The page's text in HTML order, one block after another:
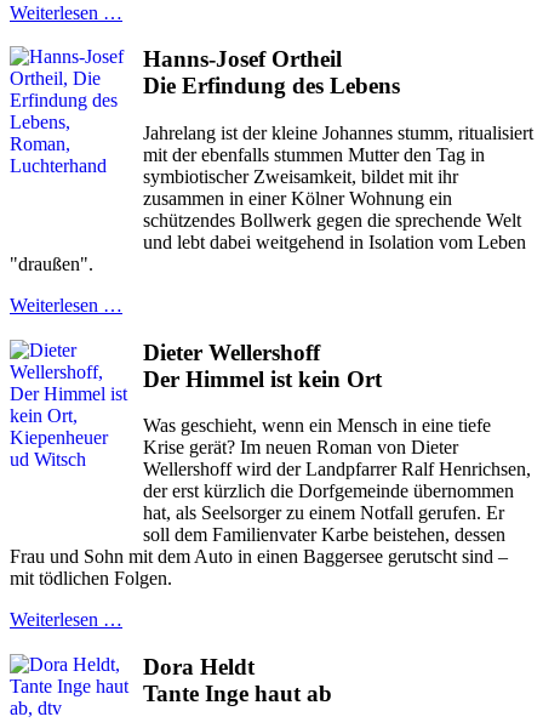
Weiterlesen …
Hanns-Josef Ortheil
Die Erfindung des Lebens
Jahrelang ist der kleine Johannes stumm, ritualisiert
mit der ebenfalls stummen Mutter den Tag in
symbiotischer Zweisamkeit, bildet mit ihr
zusammen in einer Kölner Wohnung ein
schützendes Bollwerk gegen die sprechende Welt
und lebt dabei weitgehend in Isolation vom Leben
"draußen".
Weiterlesen …
Dieter Wellershoff
Der Himmel ist kein Ort
Was geschieht, wenn ein Mensch in eine tiefe
Krise gerät? Im neuen Roman von Dieter
Wellershoff wird der Landpfarrer Ralf Henrichsen,
der erst kürzlich die Dorfgemeinde übernommen
hat, als Seelsorger zu einem Notfall gerufen. Er
soll dem Familienvater Karbe beistehen, dessen
Frau und Sohn mit dem Auto in einen Baggersee gerutscht sind –
mit tödlichen Folgen.
Weiterlesen …
Dora Heldt
Tante Inge haut ab